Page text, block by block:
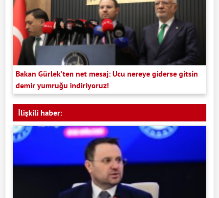
Bakan Gürlek’ten net mesaj: Ucu nereye giderse gitsin
demir yumruğu indiriyoruz!
İlişkili haber: